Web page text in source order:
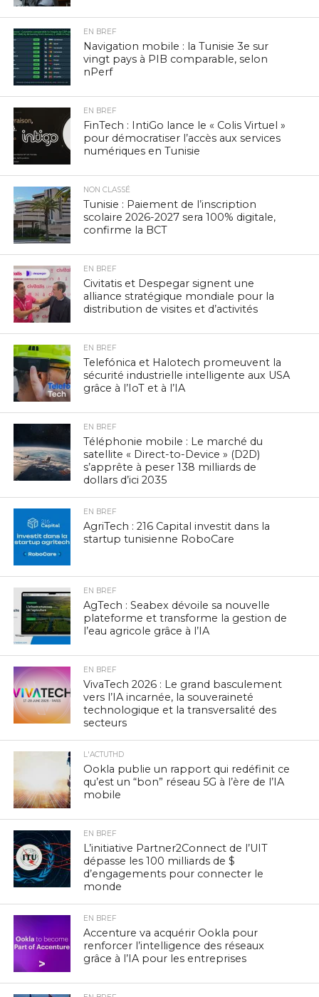
EN BREF
Navigation mobile : la Tunisie 3e sur
vingt pays à PIB comparable, selon
nPerf
EN BREF
FinTech : IntiGo lance le « Colis Virtuel »
pour démocratiser l’accès aux services
numériques en Tunisie
NON CLASSÉ
Tunisie : Paiement de l’inscription
scolaire 2026-2027 sera 100% digitale,
confirme la BCT
EN BREF
Civitatis et Despegar signent une
alliance stratégique mondiale pour la
distribution de visites et d’activités
EN BREF
Telefónica et Halotech promeuvent la
sécurité industrielle intelligente aux USA
grâce à l’IoT et à l’IA
EN BREF
Téléphonie mobile : Le marché du
satellite « Direct-to-Device » (D2D)
s’apprête à peser 138 milliards de
dollars d’ici 2035
EN BREF
AgriTech : 216 Capital investit dans la
startup tunisienne RoboCare
EN BREF
AgTech : Seabex dévoile sa nouvelle
plateforme et transforme la gestion de
l’eau agricole grâce à l’IA
EN BREF
VivaTech 2026 : Le grand basculement
vers l’IA incarnée, la souveraineté
technologique et la transversalité des
secteurs
L'ACTUTHD
Ookla publie un rapport qui redéfinit ce
qu’est un “bon” réseau 5G à l’ère de l’IA
mobile
EN BREF
L’initiative Partner2Connect de l’UIT
dépasse les 100 milliards de $
d’engagements pour connecter le
monde
EN BREF
Accenture va acquérir Ookla pour
renforcer l’intelligence des réseaux
grâce à l’IA pour les entreprises